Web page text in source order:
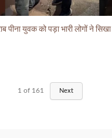
पीना युवक को पड़ा भारी लोगों ने सिखा
1 of 161 Next